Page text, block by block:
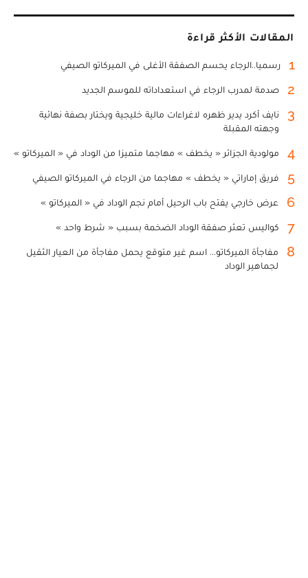
المقالات الأكثر قراءة
1 رسميا..الرجاء يحسم الصفقة الأغلى في الميركاتو الصيفي
2 صدمة لمدرب الرجاء في استعداداته للموسم الجديد
3
نايف أكرد يدير ظهره لاغراءات مالية خليجية ويختار بصفة نهائية
وجهته المقبلة
4 مولودية الجزائر « يخطف » مهاجما متميزا من الوداد في « الميركاتو »
5 فريق إماراتي « يخطف » مهاجما من الرجاء في الميركاتو الصيفي
6 عرض خارجي يفتح باب الرحيل أمام نجم الوداد في « الميركاتو »
7 كواليس تعثر صفقة الوداد الضخمة بسبب « شرط واحد »
8
مفاجأة الميركاتو... اسم غير متوقع يحمل مفاجأة من العيار الثقيل
لجماهير الوداد